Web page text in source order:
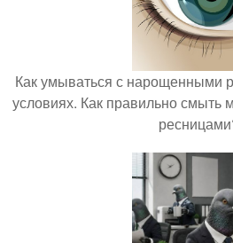
Как умываться с нарощенными
условиях. Как правильно